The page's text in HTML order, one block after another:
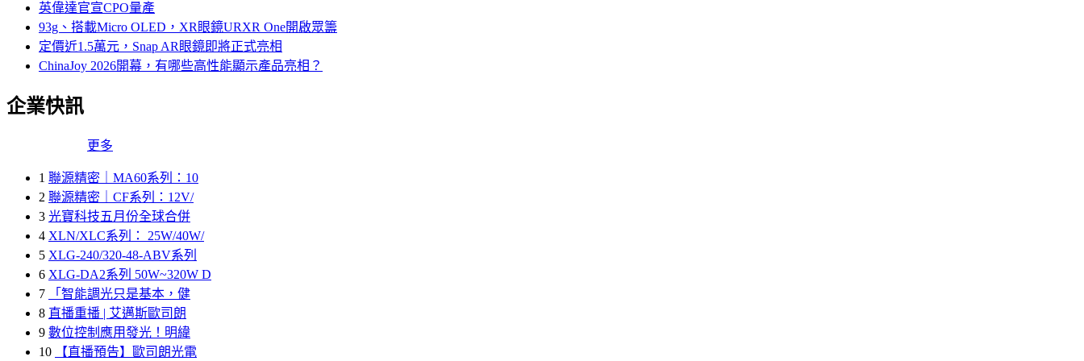
英偉達官宣CPO量產
93g、搭載Micro OLED，XR眼鏡URXR One開啟眾籌
定價近1.5萬元，Snap AR眼鏡即將正式亮相
ChinaJoy 2026開幕，有哪些高性能顯示產品亮相？
企業快訊
更多
1 聯源精密｜MA60系列：10
2 聯源精密｜CF系列：12V/
3 光寶科技五月份全球合併
4 XLN/XLC系列： 25W/40W/
5 XLG-240/320-48-ABV系列
6 XLG-DA2系列 50W~320W D
7
「智能調光只是基本，健
8 直播重播 | 艾邁斯歐司朗
9 數位控制應用發光！明緯
10
【直播預告】歐司朗光電